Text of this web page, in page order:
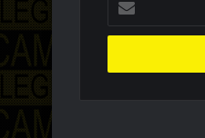
tuo
email